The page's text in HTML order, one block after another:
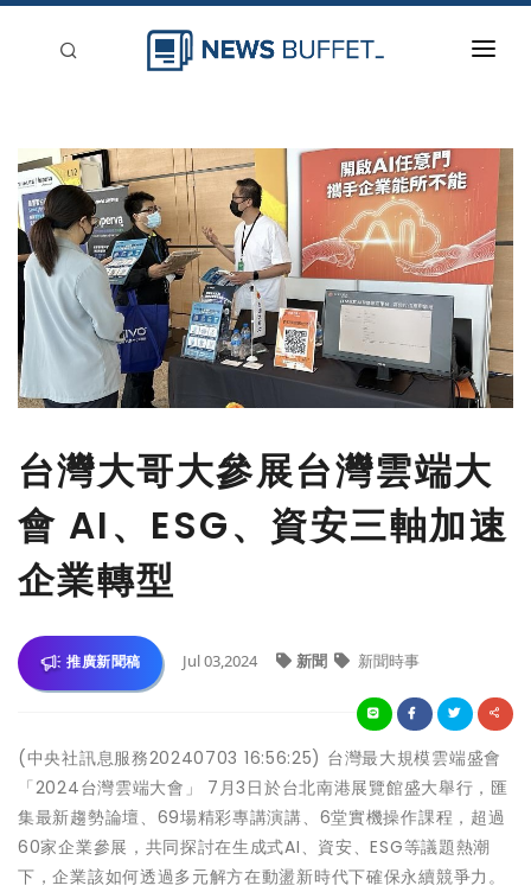
新聞稿分類
登入
刊登
台灣大哥大參展台灣雲端大
會 AI、ESG、資安三軸加速
企業轉型
推廣新聞稿 Jul 03,2024 新聞 新聞時事
(中央社訊息服務20240703 16:56:25) 台灣最大規模雲端盛會
「2024台灣雲端大會」 7月3日於台北南港展覽館盛大舉行，匯
集最新趨勢論壇、69場精彩專講演講、6堂實機操作課程，超過
60家企業參展，共同探討在生成式AI、資安、ESG等議題熱潮
下，企業該如何透過多元解方在動盪新時代下確保永續競爭力。